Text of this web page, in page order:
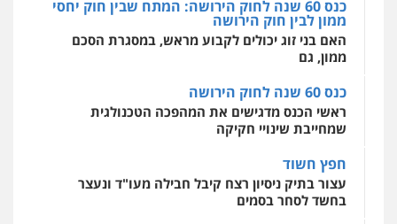
מאיה בלום, עו"ס, טיפול ושיקום
טיפול בהתמכרויות שירותים מקצועיים
לעורכי דין
עו"ד ד"ר אבי שקד
עבירות כלכליות
0544385337
כנס 60 שנה לחוק הירושה
ראשי הכנס מדגישים את המהפכה הטכנולגית
שמחייבת שינויי חקיקה
עצור בתיק ניסיון רצח קיבל חבילה מעו"ד ונעצר
בחשד לסחר בסמים
עורך דין מהצפון נעצר בחשד להברחת חשיש לעצור
בקישון